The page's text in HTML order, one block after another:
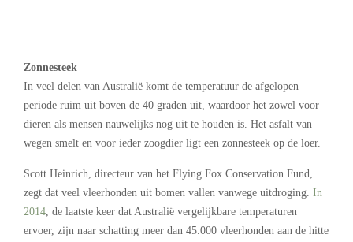
Zonnesteek
In veel delen van Australië komt de temperatuur de afgelopen
periode ruim uit boven de 40 graden uit, waardoor het zowel voor
dieren als mensen nauwelijks nog uit te houden is. Het asfalt van
wegen smelt en voor ieder zoogdier ligt een zonnesteek op de loer.
Scott Heinrich, directeur van het Flying Fox Conservation Fund,
zegt dat veel vleerhonden uit bomen vallen vanwege uitdroging. In
2014 , de laatste keer dat Australië vergelijkbare temperaturen
ervoer, zijn naar schatting meer dan 45.000 vleerhonden aan de hitte